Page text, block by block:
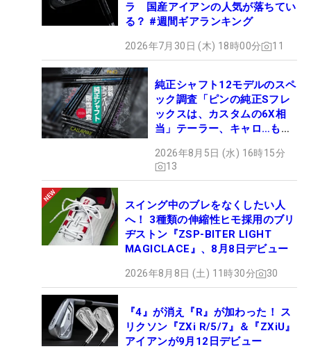
ラ 国産アイアンの人気が落ちてい
る？ #週間ギアランキング
2026年7月30日 (木) 18時00分 11
純正シャフト12モデルのスペ
ック調査「ピンの純正Sフレ
ックスは、カスタムの6X相
当」テーラー、キャロ…もチ
2026年8月5日 (水) 16時15分
13
スイング中のブレをなくしたい人
へ！ 3種類の伸縮性ヒモ採用のブリ
ヂストン『ZSP-BITER LIGHT
MAGICLACE』、8月8日デビュー
2026年8月8日 (土) 11時30分 30
『4』が消え『R』が加わった！ ス
リクソン『ZXi R/5/7』＆『ZXiU』
アイアンが9月12日デビュー